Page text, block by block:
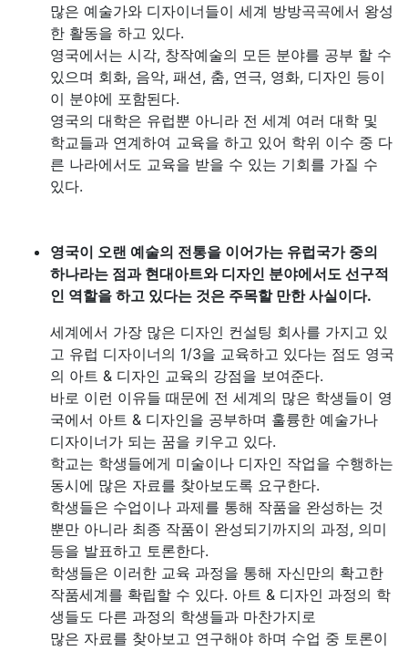
많은 예술가와 디자이너들이 세계 방방곡곡에서 왕성
한 활동을 하고 있다.
영국에서는 시각, 창작예술의 모든 분야를 공부 할 수
있으며 회화, 음악, 패션, 춤, 연극, 영화, 디자인 등이
이 분야에 포함된다.
영국의 대학은 유럽뿐 아니라 전 세계 여러 대학 및
학교들과 연계하여 교육을 하고 있어 학위 이수 중 다
른 나라에서도 교육을 받을 수 있는 기회를 가질 수
있다.
영국이 오랜 예술의 전통을 이어가는 유럽국가 중의
하나라는 점과 현대아트와 디자인 분야에서도 선구적
인 역할을 하고 있다는 것은 주목할 만한 사실이다.
세계에서 가장 많은 디자인 컨설팅 회사를 가지고 있
고 유럽 디자이너의 1/3을 교육하고 있다는 점도 영국
의 아트 & 디자인 교육의 강점을 보여준다.
바로 이런 이유들 때문에 전 세계의 많은 학생들이 영
국에서 아트 & 디자인을 공부하며 훌륭한 예술가나
디자이너가 되는 꿈을 키우고 있다.
학교는 학생들에게 미술이나 디자인 작업을 수행하는
동시에 많은 자료를 찾아보도록 요구한다.
학생들은 수업이나 과제를 통해 작품을 완성하는 것
뿐만 아니라 최종 작품이 완성되기까지의 과정, 의미
등을 발표하고 토론한다.
학생들은 이러한 교육 과정을 통해 자신만의 확고한
작품세계를 확립할 수 있다. 아트 & 디자인 과정의 학
생들도 다른 과정의 학생들과 마찬가지로
많은 자료를 찾아보고 연구해야 하며 수업 중 토론이